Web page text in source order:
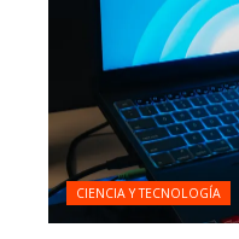
CIENCIA Y TECNOLOGÍA